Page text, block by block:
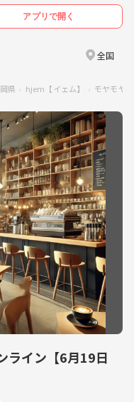
アプリで開く
全国
県 hjem【イェム】 モヤモヤ
イン【6月19日